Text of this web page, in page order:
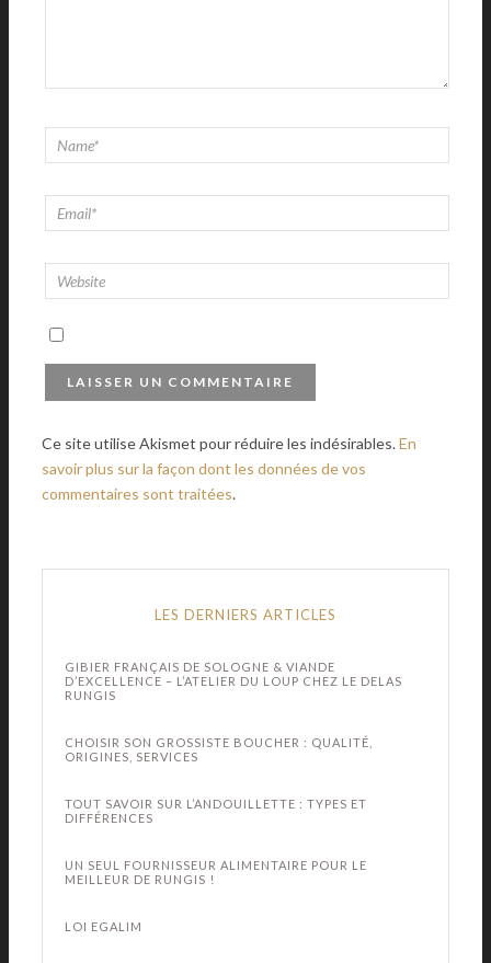
Ce site utilise Akismet pour réduire les indésirables.En
savoir plus sur la façon dont les données de vos
commentaires sont traitées.
LES DERNIERS ARTICLES
GIBIER FRANÇAIS DE SOLOGNE & VIANDE
D’EXCELLENCE – L’ATELIER DU LOUP CHEZ LE DELAS
RUNGIS
CHOISIR SON GROSSISTE BOUCHER : QUALITÉ,
ORIGINES, SERVICES
TOUT SAVOIR SUR L’ANDOUILLETTE : TYPES ET
DIFFÉRENCES
UN SEUL FOURNISSEUR ALIMENTAIRE POUR LE
MEILLEUR DE RUNGIS !
LOI EGALIM